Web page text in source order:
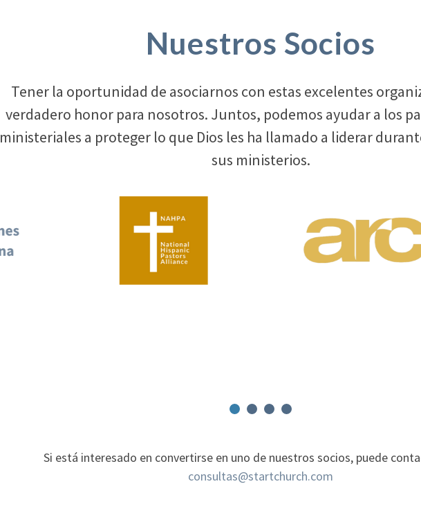
Nuestros Socios
Tener la oportunidad de asociarnos con estas excelentes
verdadero honor para nosotros. Juntos, podemos ayudar a los
ministeriales a proteger lo que Dios les ha llamado a liderar
sus ministerios.
Si está interesado en convertirse en uno de nuestros socios, puede
consultas@startchurch.com